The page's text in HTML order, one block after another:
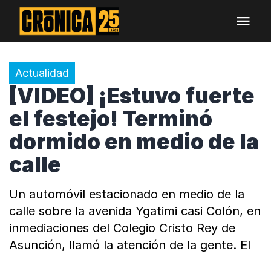
Actualidad
[VIDEO] ¡Estuvo fuerte
el festejo! Terminó
dormido en medio de la
calle
Un automóvil estacionado en medio de la
calle sobre la avenida Ygatimi casi Colón, en
inmediaciones del Colegio Cristo Rey de
Asunción, llamó la atención de la gente. El